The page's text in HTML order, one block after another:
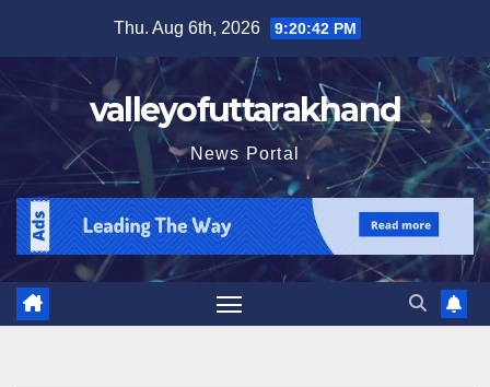
content
Thu. Aug 6th, 2026 9:20:44 PM
valleyofuttarakhand
News Portal